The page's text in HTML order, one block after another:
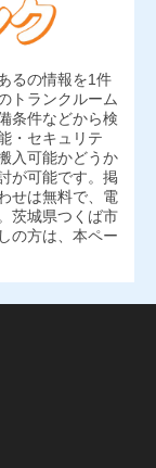
るの情報を1件
トランクルーム
条件などから検
・セキュリテ
入可能かどうか
が可能です。掲
せは無料で、電
茨城県つくば市
の方は、本ペー